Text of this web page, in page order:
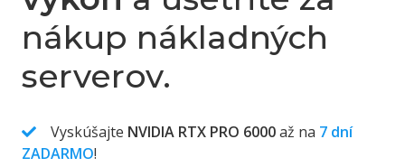
nákup nákladných
serverov.
Vyskúšajte NVIDIA RTX PRO 6000až na 7 dní
ZADARMO!